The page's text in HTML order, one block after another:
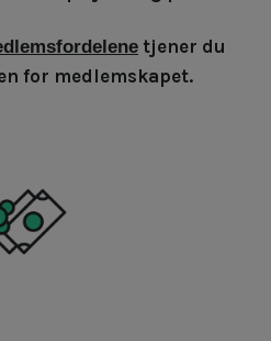
tjener du
for medlemskapet.